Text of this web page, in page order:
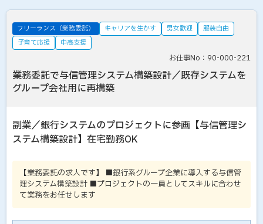
フリーランス（業務委託） キャリアを生かす 男女歓迎
服装自由
子育て応援
中高支援
お仕事No：90-000-221
業務委託で与信管理システム構築設計／既存システムを
グループ会社用に再構築
副業／銀行システムのプロジェクトに参画【与信管理シ
ステム構築設計】在宅勤務OK
【業務委託の求人です】 ■銀行系グループ企業に導入する与信管
理システム構築設計 ■プロジェクトの一員としてスキルに合わせ
て業務をお任せします